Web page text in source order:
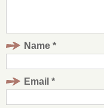
Name *
Email *